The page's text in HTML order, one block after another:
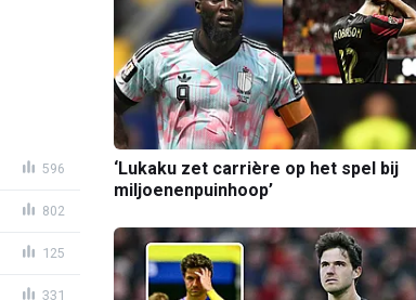
596
802
125
331
‘Lukaku zet carrière op het spel bij
miljoenenpuinhoop’